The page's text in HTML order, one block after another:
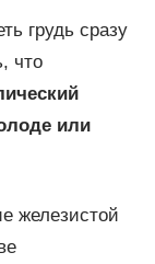
грудь сразу
что
или
железистой